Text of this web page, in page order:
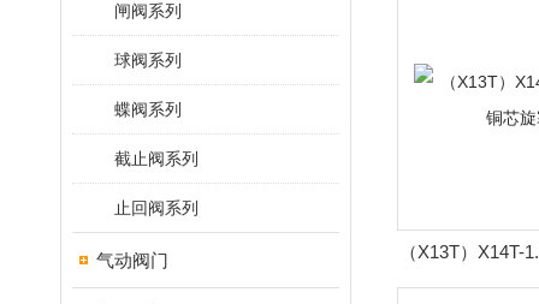
闸阀系列
球阀系列
蝶阀系列
截止阀系列
止回阀系列
气动阀门
（X13T）X14T-
塞